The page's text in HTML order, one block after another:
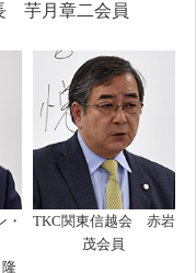
芋月章二会員
・
TKC関東信越会 赤岩
茂会員